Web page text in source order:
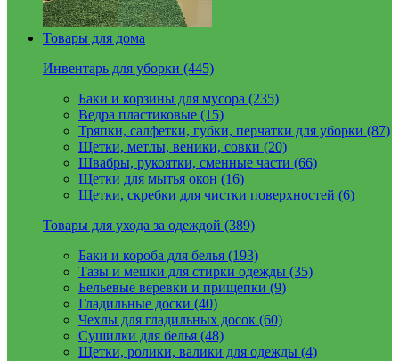
Товары для дома
Инвентарь для уборки (445)
Баки и корзины для мусора (235)
Ведра пластиковые (15)
Тряпки, салфетки, губки, перчатки для уборки (87)
Щетки, метлы, веники, совки (20)
Швабры, рукоятки, сменные части (66)
Щетки для мытья окон (16)
Щетки, скребки для чистки поверхностей (6)
Товары для ухода за одеждой (389)
Баки и короба для белья (193)
Тазы и мешки для стирки одежды (35)
Бельевые веревки и прищепки (9)
Гладильные доски (40)
Чехлы для гладильных досок (60)
Сушилки для белья (48)
Щетки, ролики, валики для одежды (4)